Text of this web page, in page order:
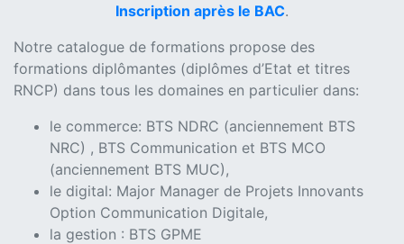
Inscription après le BAC.
Notre catalogue de formations propose des
formations diplômantes (diplômes d’Etat et titres
RNCP) dans tous les domaines en particulier dans:
le commerce: BTS NDRC (anciennement BTS
NRC) , BTS Communication et BTS MCO
(anciennement BTS MUC),
le digital: Major Manager de Projets Innovants
Option Communication Digitale,
la gestion : BTS GPME